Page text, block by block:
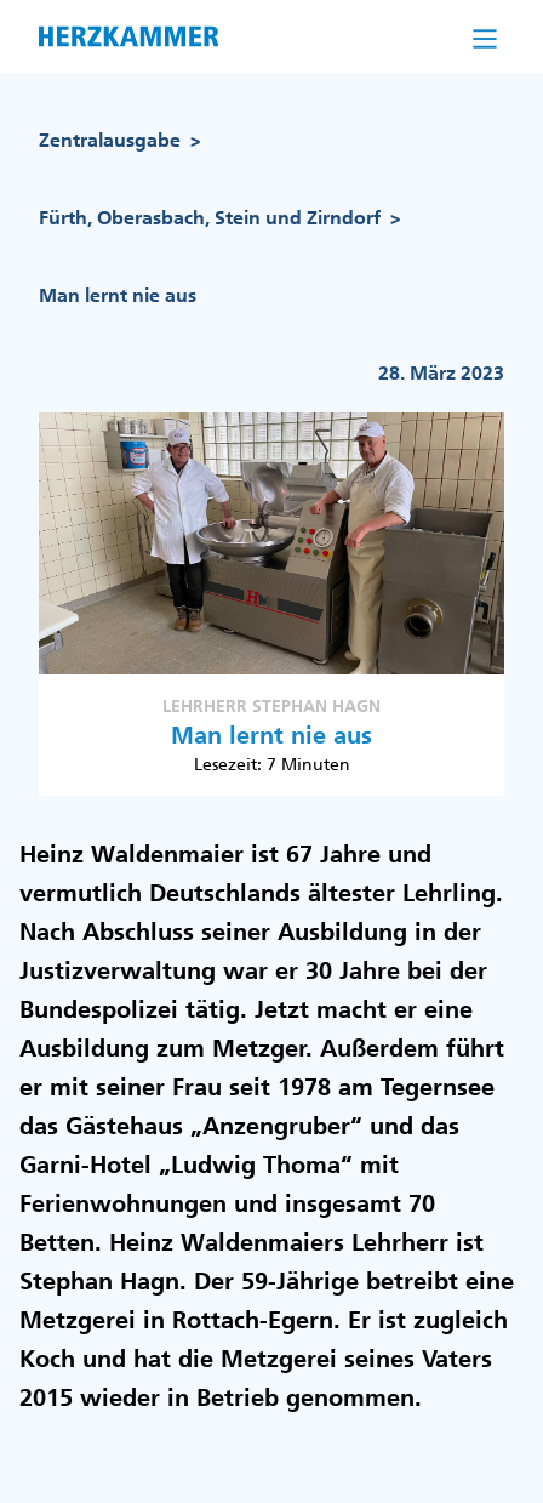
Zentralausgabe >
Fürth, Oberasbach, Stein und Zirndorf >
Man lernt nie aus
28. März 2023
LEHRHERR STEPHAN HAGN
Man lernt nie aus
Lesezeit: 7 Minuten
Heinz Waldenmaier ist 67 Jahre und
vermutlich Deutschlands ältester Lehrling.
Nach Abschluss seiner Ausbildung in der
Justizverwaltung war er 30 Jahre bei der
Bundespolizei tätig. Jetzt macht er eine
Ausbildung zum Metzger. Außerdem führt
er mit seiner Frau seit 1978 am Tegernsee
das Gästehaus „Anzengruber“ und das
Garni-Hotel „Ludwig Thoma“ mit
Ferienwohnungen und insgesamt 70
Betten. Heinz Waldenmaiers Lehrherr ist
Stephan Hagn. Der 59-Jährige betreibt eine
Metzgerei in Rottach-Egern. Er ist zugleich
Koch und hat die Metzgerei seines Vaters
2015 wieder in Betrieb genommen.